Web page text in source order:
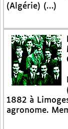
(Algérie) (…)
1882 à
agronome.